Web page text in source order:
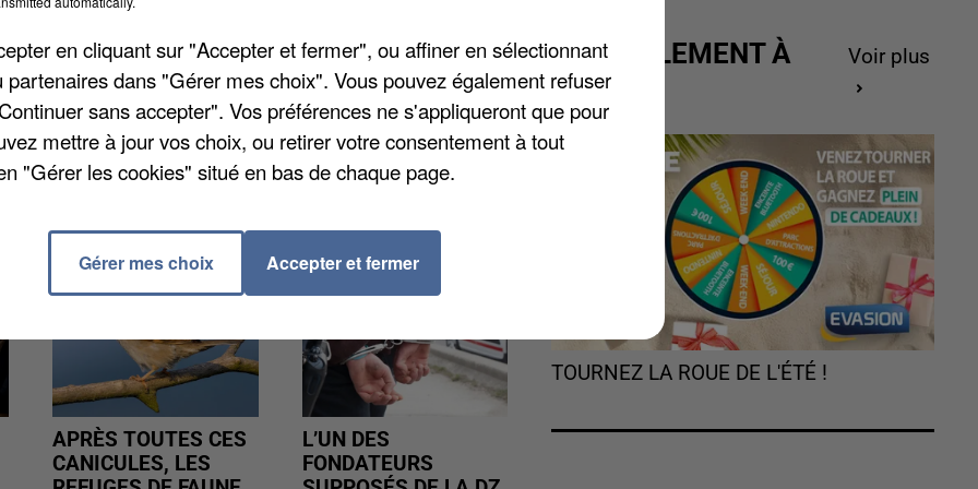
lycée Félix-Faure ce vendredi 15 octobre à 15h30.
discours d'hommage républicain, une minute de
pied de la plaque érigée en mémoire des
APRÈS TOUTES CES
CANICULES, LES
L’UN DES
FONDATEURS
ACTUELLEMENT À
GAGNER
Voir plus
TOURNEZ LA ROUE DE L'ÉTÉ !
en cliquant sur "Accepter et fermer", ou affiner en sélectionnant
partenaires dans "Gérer mes choix". Vous pouvez également refuser
sans accepter". Vos préférences ne s'appliqueront que pour
mettre à jour vos choix, ou retirer votre consentement à tout
"Gérer les cookies" situé en bas de chaque page.
Gérer mes choix Accepter et fermer